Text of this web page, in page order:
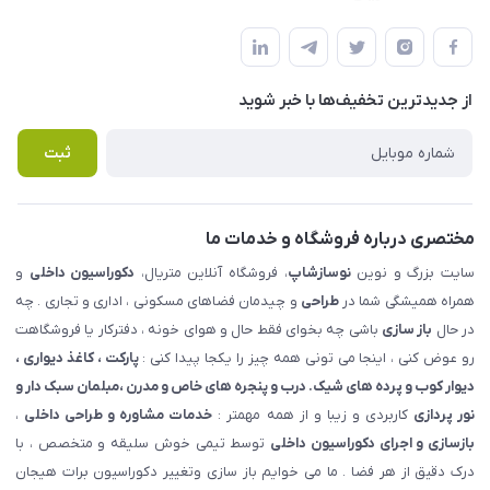
املاک مدنی - نوساز شاپ
لیست محصولات
درباره ما
قوانین و مقررات
حریم خصوصی
راهنما
پرسش های متداول
از جدید‌ترین تخفیف‌ها با‌ خبر شوید
ثبت
مختصری درباره فروشگاه و خدمات ما
سایت بزرگ و نویننوسازشاپ، فروشگاه آنلاین متریال، دکوراسیون داخلی و
همراه همیشگی شما درطراحی و چیدمان فضاهای مسکونی ، اداری و تجاری . چه
در حال باز سازی باشی چه بخوای فقط حال و هوای خونه ، دفترکار یا فروشگاهت
رو عوض کنی ، اینجا می تونی همه چیز را یکجا پیدا کنی :پارکت ، کاغذ دیواری ،
دیوار کوب و پرده های شیک. درب و پنجره های خاص و مدرن ،مبلمان سبک دار و
نور پردازی کاربردی و زیبا و از همه مهمتر : خدمات مشاوره و طراحی داخلی ،
بازسازی و اجرای دکوراسیون داخلی توسط تیمی خوش سلیقه و متخصص ، با
درک دقیق از هر فضا . ما می خوایم باز سازی وتغییر دکوراسیون برات هیجان